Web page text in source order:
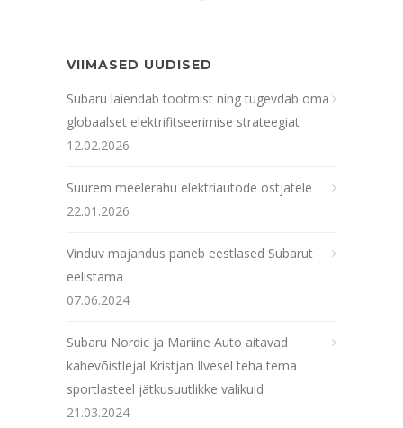
VIIMASED UUDISED
Subaru laiendab tootmist ning tugevdab oma
globaalset elektrifitseerimise strateegiat
12.02.2026
Suurem meelerahu elektriautode ostjatele
22.01.2026
Vinduv majandus paneb eestlased Subarut
eelistama
07.06.2024
Subaru Nordic ja Mariine Auto aitavad
kahevõistlejal Kristjan Ilvesel teha tema
sportlasteel jätkusuutlikke valikuid
21.03.2024